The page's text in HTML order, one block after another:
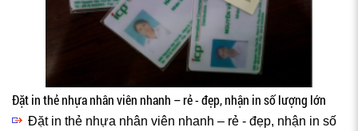
Đặt in thẻ nhựa nhân viên nhanh – rẻ - đẹp, nhận in số lượng lớn
Đặt in thẻ nhựa nhân viên nhanh – rẻ - đẹp, nhận in số